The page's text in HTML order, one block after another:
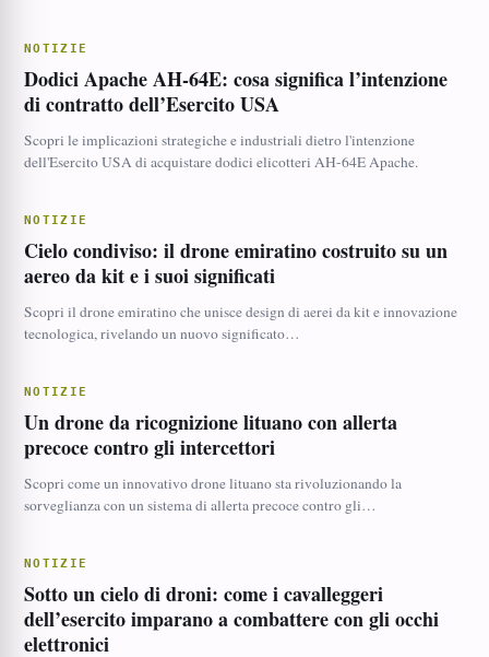
NOTIZIE
Dodici Apache AH-64E: cosa significa l’intenzione
di contratto dell’Esercito USA
Scopri le implicazioni strategiche e industriali dietro l'intenzione
dell'Esercito USA di acquistare dodici elicotteri AH-64E Apache.
NOTIZIE
Cielo condiviso: il drone emiratino costruito su un
aereo da kit e i suoi significati
Scopri il drone emiratino che unisce design di aerei da kit e innovazione
tecnologica, rivelando un nuovo significato…
NOTIZIE
Un drone da ricognizione lituano con allerta
precoce contro gli intercettori
Scopri come un innovativo drone lituano sta rivoluzionando la
sorveglianza con un sistema di allerta precoce contro gli…
NOTIZIE
Sotto un cielo di droni: come i cavalleggeri
dell’esercito imparano a combattere con gli occhi
elettronici